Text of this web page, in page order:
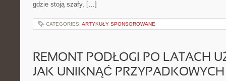
gdzie stoją szafy, […]
CATEGORIES: ARTYKUŁY SPONSOROWANE
REMONT PODŁOGI PO LATACH
JAK UNIKNĄĆ PRZYPADKOWYCH